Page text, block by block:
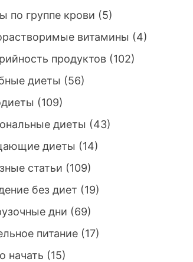
по группе крови (5)
витамины (4)
продуктов(102)
диеты (56)
(109)
диеты (43)
диеты (14)
статьи (109)
без диет (19)
дни (69)
питание(17)
начать (15)